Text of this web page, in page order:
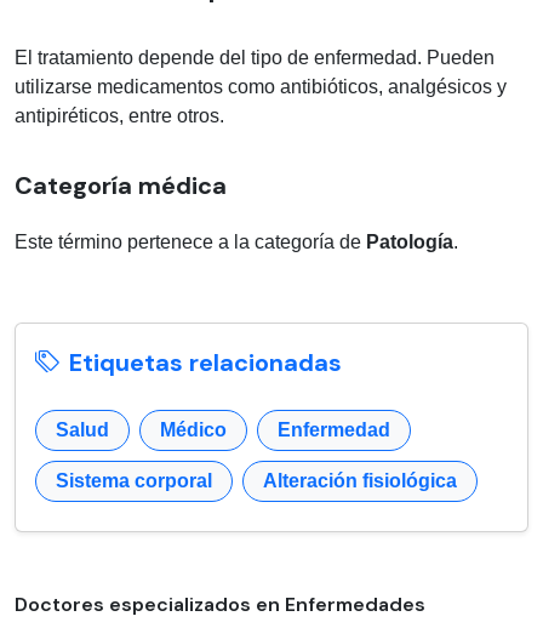
El tratamiento depende del tipo de enfermedad. Pueden
utilizarse medicamentos como antibióticos, analgésicos y
antipiréticos, entre otros.
Categoría médica
Este término pertenece a la categoría de Patología.
Etiquetas relacionadas
Salud Médico Enfermedad
Sistema corporal Alteración fisiológica
Doctores especializados en Enfermedades